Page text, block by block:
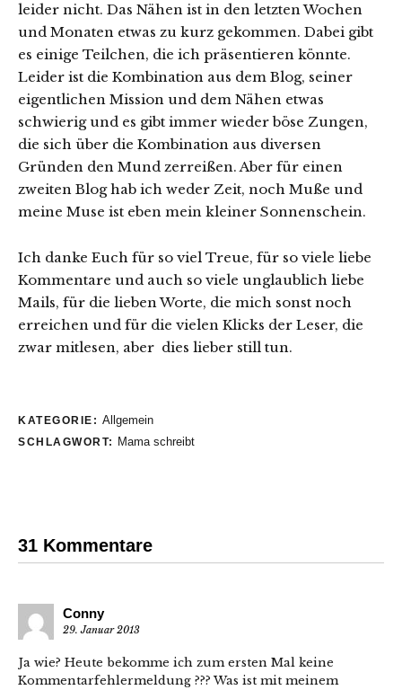
leider nicht. Das Nähen ist in den letzten Wochen
und Monaten etwas zu kurz gekommen. Dabei gibt
es einige Teilchen, die ich präsentieren könnte.
Leider ist die Kombination aus dem Blog, seiner
eigentlichen Mission und dem Nähen etwas
schwierig und es gibt immer wieder böse Zungen,
die sich über die Kombination aus diversen
Gründen den Mund zerreißen. Aber für einen
zweiten Blog hab ich weder Zeit, noch Muße und
meine Muse ist eben mein kleiner Sonnenschein.
Ich danke Euch für so viel Treue, für so viele liebe
Kommentare und auch so viele unglaublich liebe
Mails, für die lieben Worte, die mich sonst noch
erreichen und für die vielen Klicks der Leser, die
zwar mitlesen, aber dies lieber still tun.
KATEGORIE: Allgemein
SCHLAGWORT: Mama schreibt
31 Kommentare
Conny
29. Januar 2013
Ja wie? Heute bekomme ich zum ersten Mal keine
Kommentarfehlermeldung ??? Was ist mit meinem